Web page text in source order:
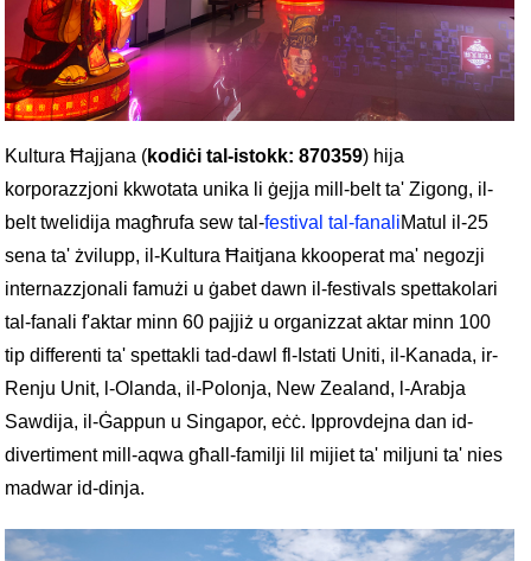
Kultura Ħajjana (kodiċi tal-istokk: 870359) hija
korporazzjoni kkwotata unika li ġejja mill-belt ta' Zigong, il-
belt twelidija magħrufa sew tal-festival tal-fanaliMatul il-25
sena ta' żvilupp, il-Kultura Ħaitjana kkooperat ma' negozji
internazzjonali famużi u ġabet dawn il-festivals spettakolari
tal-fanali f'aktar minn 60 pajjiż u organizzat aktar minn 100
tip differenti ta' spettakli tad-dawl fl-Istati Uniti, il-Kanada, ir-
Renju Unit, l-Olanda, il-Polonja, New Zealand, l-Arabja
Sawdija, il-Ġappun u Singapor, eċċ. Ipprovdejna dan id-
divertiment mill-aqwa għall-familji lil mijiet ta' miljuni ta' nies
madwar id-dinja.